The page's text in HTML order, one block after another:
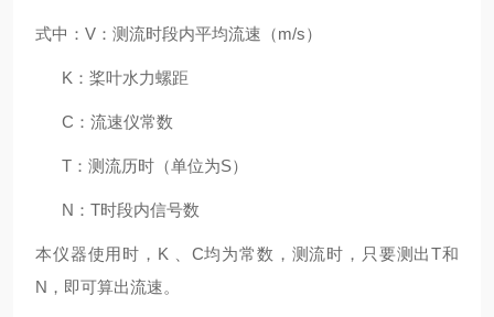
式中： V：测流时段内平均流速（m/s）
K：桨叶水力螺距
C：流速仪常数
T：测流历时（单位为S）
N：T时段内信号数
本仪器使用时， K 、C均为常数，测流时，只要测出T和
N，即可算出流速。